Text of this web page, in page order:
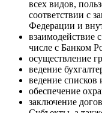
всех видов,
соответствии с
Федерации и
взаимодействие
числе с Банком
осуществление
ведение
ведение списков
обеспечение
заключение